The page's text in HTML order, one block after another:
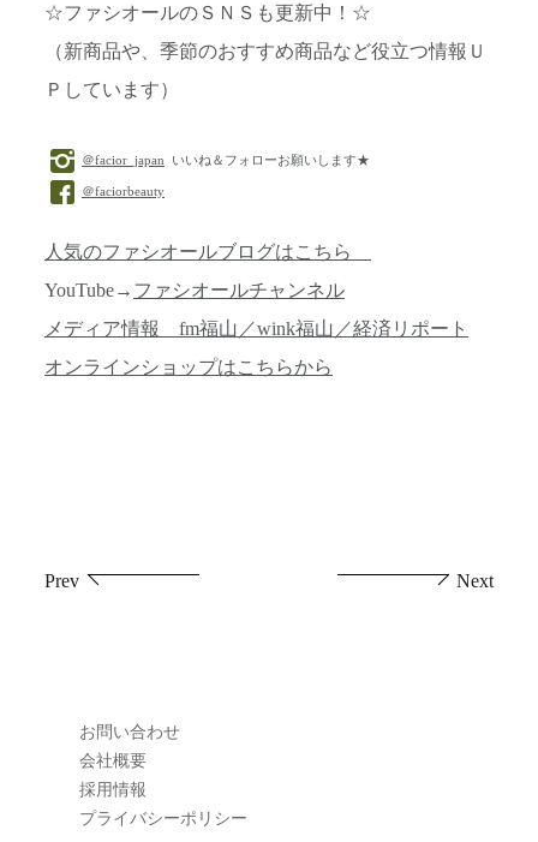
☆ファシオールのＳＮＳも更新中！☆
（新商品や、季節のおすすめ商品など役立つ情報Ｕ
Ｐしています）
＠facior_japan いいね＆フォローお願いします★
＠faciorbeauty
人気のファシオールブログはこちら
YouTube→ ファシオールチャンネル
メディア情報 fm福山／wink福山／経済リポート
オンラインショップはこちらから
Prev Next
お問い合わせ
会社概要
採用情報
プライバシーポリシー